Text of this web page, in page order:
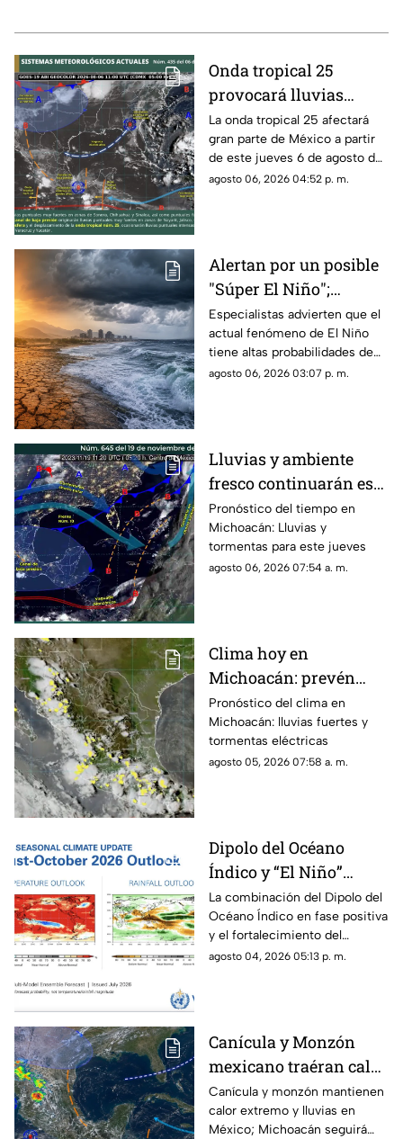
Onda tropical 25
provocará lluvias
intensas y riesgo de
inundaciones en
Michoacán y otros
estados
La onda tropical 25 afectará
gran parte de México a partir
de este jueves 6 de agosto de
2026, generando condiciones
informó el Servicio
Meteorológico Nacional
(SMN).
agosto 06, 2026 04:52 p. m.
Alertan por un posible
"Súper El Niño";
científicos prevén
impactos hasta 2027
Especialistas advierten que el
actual fenómeno de El Niño
tiene altas probabilidades de
convertirse en uno de los más
efectos hasta 2027.
agosto 06, 2026 03:07 p. m.
Lluvias y ambiente
fresco continuarán este
jueves en Michoacán
Pronóstico del tiempo en
Michoacán: Lluvias y
tormentas para este jueves
agosto 06, 2026 07:54 a. m.
Clima hoy en
Michoacán: prevén
lluvias fuertes,
tormentas eléctricas y
ambiente caluroso
Pronóstico del clima en
Michoacán: lluvias fuertes y
tormentas eléctricas
agosto 05, 2026 07:58 a. m.
Dipolo del Océano
Índico y “El Niño”
podrían cambiar el
clima de 2026;
Michoacán se prepara
para lluvias irregulares
La combinación del Dipolo del
Océano Índico en fase positiva
y el fortalecimiento del
fenómeno de “El Niño” podría
elevadas en distintas regiones
del mundo, incluyendo
posibles efectos para
Michoacán.
agosto 04, 2026 05:13 p. m.
Canícula y Monzón
mexicano traéran calor
extremo y fuertes
lluvias a Michoacán
Canícula y monzón mantienen
calor extremo y lluvias en
México; Michoacán seguirá